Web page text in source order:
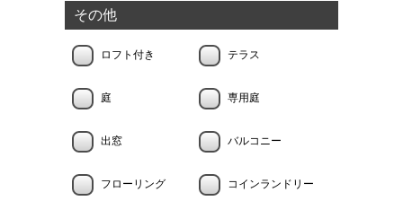
その他
ロフト付き テラス
庭 専用庭
出窓 バルコニー
フローリング コインランドリー